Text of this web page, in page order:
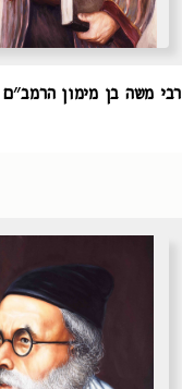
רבי משה בן מימון הרמב״ם